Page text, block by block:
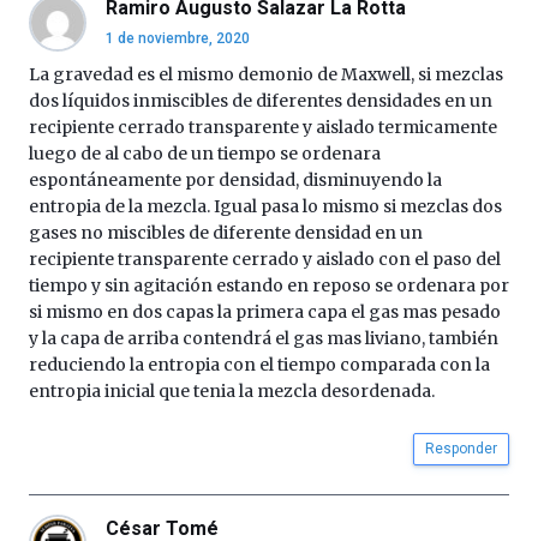
Ramiro Augusto Salazar La Rotta
1 de noviembre, 2020
La gravedad es el mismo demonio de Maxwell, si mezclas
dos líquidos inmiscibles de diferentes densidades en un
recipiente cerrado transparente y aislado termicamente
luego de al cabo de un tiempo se ordenara
espontáneamente por densidad, disminuyendo la
entropia de la mezcla. Igual pasa lo mismo si mezclas dos
gases no miscibles de diferente densidad en un
recipiente transparente cerrado y aislado con el paso del
tiempo y sin agitación estando en reposo se ordenara por
si mismo en dos capas la primera capa el gas mas pesado
y la capa de arriba contendrá el gas mas liviano, también
reduciendo la entropia con el tiempo comparada con la
entropia inicial que tenia la mezcla desordenada.
Responder
César Tomé